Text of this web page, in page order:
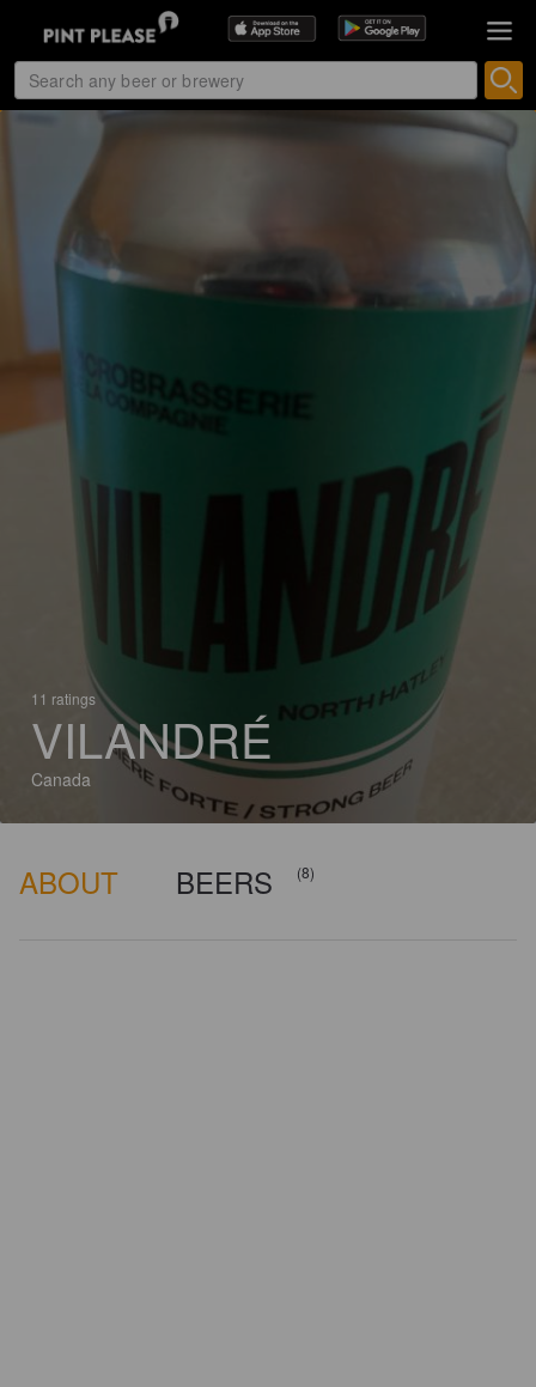
11 ratings
VILANDRÉ
Canada
ABOUT BEERS (8)